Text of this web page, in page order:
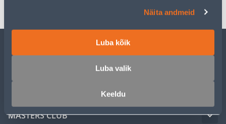
Näita andmeid
Luba kõik
Luba valik
Keeldu
CUSTOMER SERVICE
MASTERS CLUB